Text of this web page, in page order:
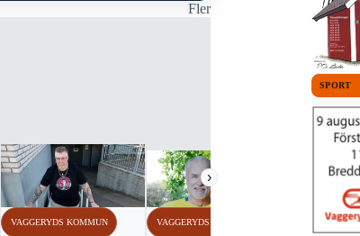
Fler
›
VAGGERYDS KOMMUN VAGGERYDS KOMMUN
SPORT